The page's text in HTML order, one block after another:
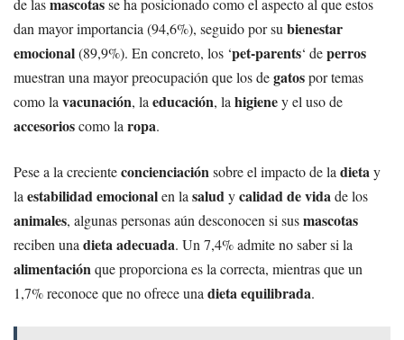
de las
se ha posicionado como el aspecto al que estos
dan mayor importancia (94,6%), seguido por su bienestar
emocional(89,9%). En concreto, los ‘pet-parents‘ deperros
muestran una mayor preocupación que los degatospor temas
como la vacunación, la educación, la higieney el uso de
accesorioscomo la ropa.
Pese a la crecienteconcienciaciónsobre el impacto de la dietay
la estabilidad emocionalen la saludycalidad de vidade los
animales, algunas personas aún desconocen si susmascotas
reciben una dieta adecuada. Un 7,4% admite no saber si la
alimentaciónque proporciona es la correcta, mientras que un
1,7% reconoce que no ofrece una dieta equilibrada.